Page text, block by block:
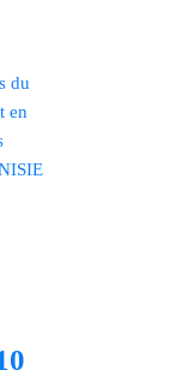
du
en